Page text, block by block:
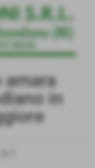
in
1